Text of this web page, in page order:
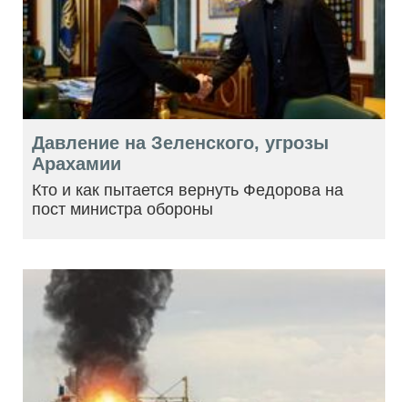
Давление на Зеленского, угрозы
Арахамии
Кто и как пытается вернуть Федорова на
пост министра обороны